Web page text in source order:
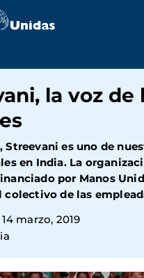
la voz de
Streevani es uno de
en India. La
por Manos
colectivo de las
marzo, 2019